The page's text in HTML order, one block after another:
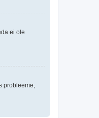
ei ole
probleeme,